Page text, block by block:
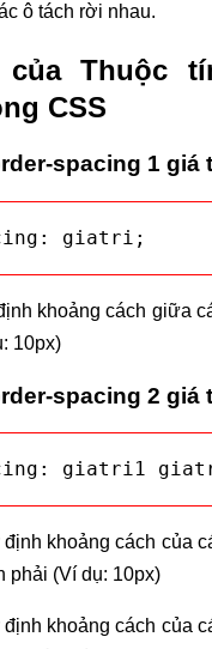
ô tách rời nhau.
Thuộc
CSS
spacing 1 giá
giatri;
khoảng cách giữa
10px)
spacing 2 giá
giatri1
định khoảng cách của
phải (Ví dụ: 10px)
định khoảng cách của